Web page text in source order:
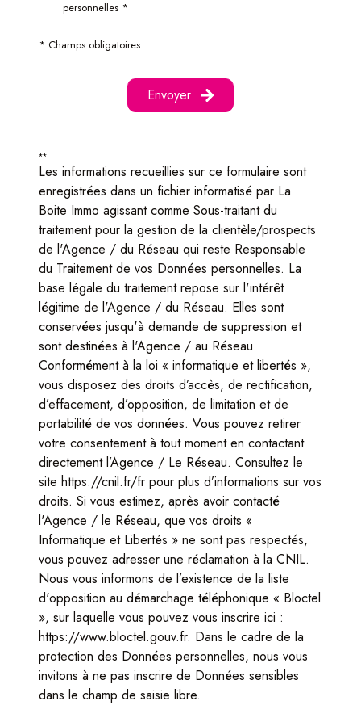
personnelles *
* Champs obligatoires
Envoyer
**
Les informations recueillies sur ce formulaire sont
enregistrées dans un fichier informatisé par La
Boite Immo agissant comme Sous-traitant du
traitement pour la gestion de la clientèle/prospects
de l'Agence / du Réseau qui reste Responsable
du Traitement de vos Données personnelles. La
base légale du traitement repose sur l'intérêt
légitime de l'Agence / du Réseau. Elles sont
conservées jusqu'à demande de suppression et
sont destinées à l'Agence / au Réseau.
Conformément à la loi « informatique et libertés »,
vous disposez des droits d’accès, de rectification,
d’effacement, d’opposition, de limitation et de
portabilité de vos données. Vous pouvez retirer
votre consentement à tout moment en contactant
directement l’Agence / Le Réseau. Consultez le
site https://cnil.fr/fr pour plus d’informations sur vos
droits. Si vous estimez, après avoir contacté
l'Agence / le Réseau, que vos droits «
Informatique et Libertés » ne sont pas respectés,
vous pouvez adresser une réclamation à la CNIL.
Nous vous informons de l’existence de la liste
d'opposition au démarchage téléphonique « Bloctel
», sur laquelle vous pouvez vous inscrire ici :
https://www.bloctel.gouv.fr. Dans le cadre de la
protection des Données personnelles, nous vous
invitons à ne pas inscrire de Données sensibles
dans le champ de saisie libre.